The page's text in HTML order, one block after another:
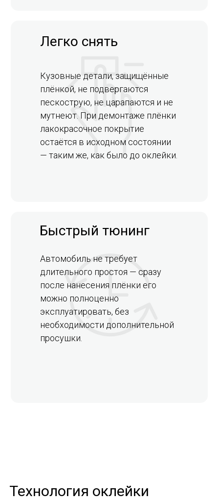
Легко снять
Быстрый тюнинг
Автомобиль не требует
длительного простоя — сразу
после нанесения плёнки его
можно полноценно
эксплуатировать, без
необходимости дополнительной
просушки.
Кузовные детали, защищённые
плёнкой, не подвергаются
пескострую, не царапаются и не
мутнеют. При демонтаже плёнки
лакокрасочное покрытие
остаётся в исходном состоянии
— таким же, как было до оклейки.
Технология оклейки